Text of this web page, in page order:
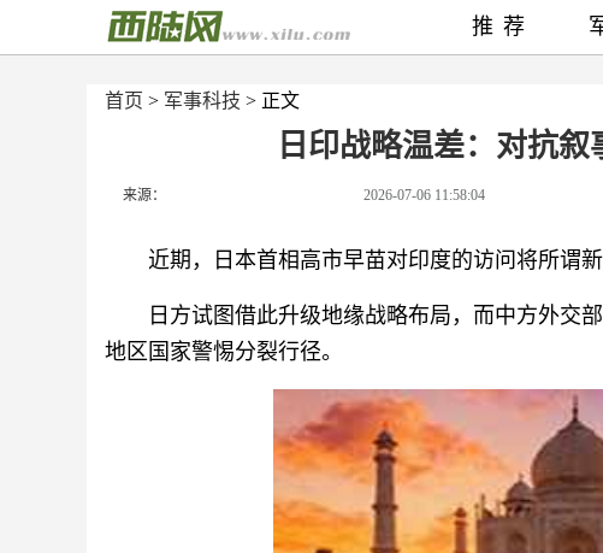
首页 > 军事科技 > 正文
日印战略温差：对抗
来源： 2026-07-06 11:58:04
近期，日本首相高市早苗对印度的访问将所谓
日方试图借此升级地缘战略布局，而中方外交
地区国家警惕分裂行径。
推荐